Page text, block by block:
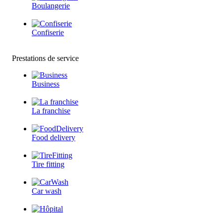
Boulangerie
Confiserie
Prestations de service
Business
La franchise
Food delivery
Tire fitting
Car wash